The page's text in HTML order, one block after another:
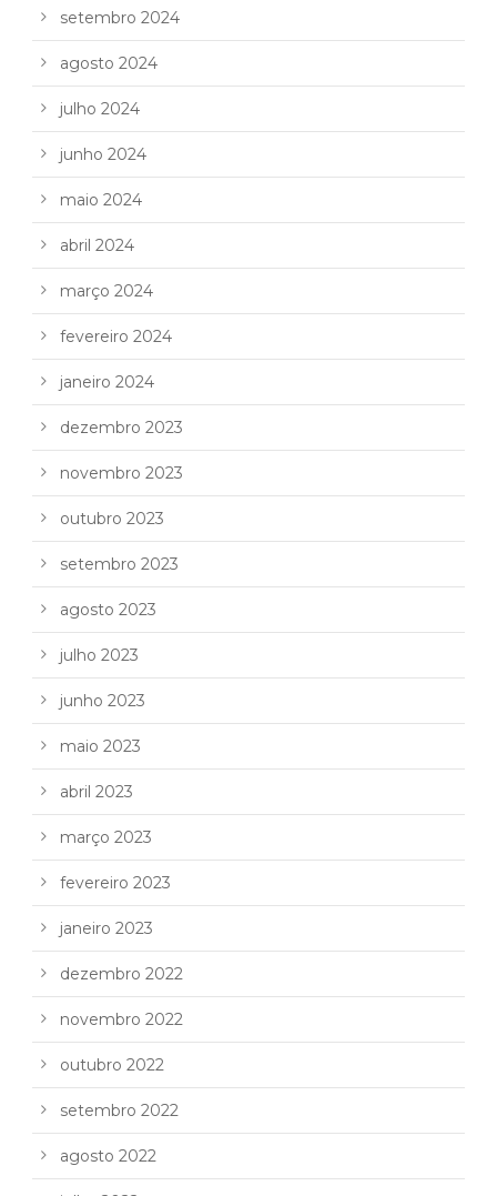
setembro 2024
agosto 2024
julho 2024
junho 2024
maio 2024
abril 2024
março 2024
fevereiro 2024
janeiro 2024
dezembro 2023
novembro 2023
outubro 2023
setembro 2023
agosto 2023
julho 2023
junho 2023
maio 2023
abril 2023
março 2023
fevereiro 2023
janeiro 2023
dezembro 2022
novembro 2022
outubro 2022
setembro 2022
agosto 2022